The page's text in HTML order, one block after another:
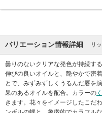
バリエーション情報詳細 リ
曇りのないクリアな発色が持続す
伸びの良いオイルと、艶やかで密
とで、みずみずしくうるんだ唇を
果のあるオイルを配合。カラーの
きます。花々をイメージしたこだ